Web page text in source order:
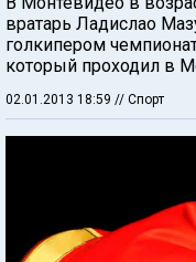
вратарь Ладислао
голкипером
который проходил в
02.01.2013 18:59 // Спорт